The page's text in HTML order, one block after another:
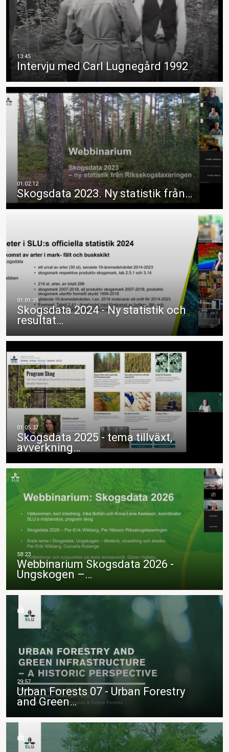
Intervju med Carl Lugnegård 1992
Skogsdata 2023. Ny statistik från…
Skogsdata 2024 - Ny statistik och
resultat…
Skogsdata 2025 - tema tillväxt,
avverkning…
Webbinarium Skogsdata 2026 -
Ungskogen –…
Urban Forests 07 - Urban Forestry
and Green…